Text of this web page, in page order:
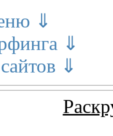
⇓
⇓
⇓